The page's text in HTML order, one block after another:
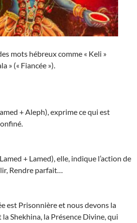
mots hébreux comme « Keli »
» (« Fiancée »).
+ Aleph), exprime ce qui est
+ Lamed), elle, indique l’action de
Rendre parfait…
est Prisonnière et nous devons la
la Shekhina, la Présence Divine, qui